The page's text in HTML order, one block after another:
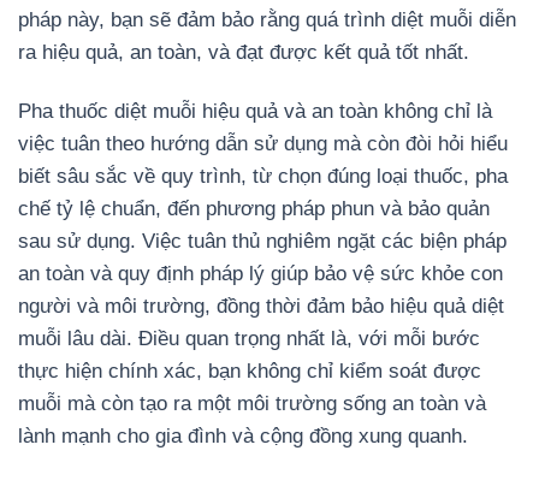
pháp này, bạn sẽ đảm bảo rằng quá trình diệt muỗi diễn
ra hiệu quả, an toàn, và đạt được kết quả tốt nhất.
Pha thuốc diệt muỗi hiệu quả và an toàn không chỉ là
việc tuân theo hướng dẫn sử dụng mà còn đòi hỏi hiểu
biết sâu sắc về quy trình, từ chọn đúng loại thuốc, pha
chế tỷ lệ chuẩn, đến phương pháp phun và bảo quản
sau sử dụng. Việc tuân thủ nghiêm ngặt các biện pháp
an toàn và quy định pháp lý giúp bảo vệ sức khỏe con
người và môi trường, đồng thời đảm bảo hiệu quả diệt
muỗi lâu dài. Điều quan trọng nhất là, với mỗi bước
thực hiện chính xác, bạn không chỉ kiểm soát được
muỗi mà còn tạo ra một môi trường sống an toàn và
lành mạnh cho gia đình và cộng đồng xung quanh.